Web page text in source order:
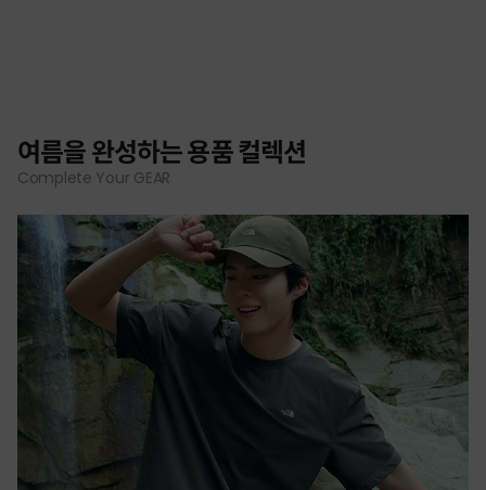
여름을 완성하는 용품 컬렉션
Complete Your GEAR